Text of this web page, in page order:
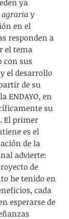
ya
agraria y
en el
responden a
el tema
con sus
el desarrollo
de su
ENDAYO, en
su
El primer
es el
de la
advierte:
de
he tenido en
cada
esperarse de